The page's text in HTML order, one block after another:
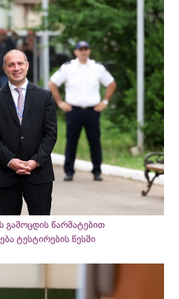
გამოცდის წარმატებით
ტესტირების წესში